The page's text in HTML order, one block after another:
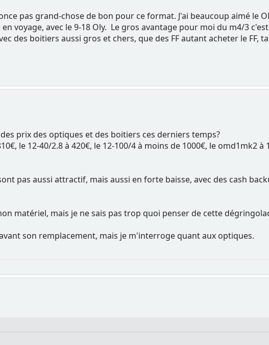
pas grand-chose de bon pour ce format. J'ai beaucoup aimé le
voyage, avec le 9-18 Oly. Le gros avantage pour moi du m4/3
des boitiers aussi gros et chers, que des FF autant acheter le FF,
prix des optiques et des boitiers ces derniers temps?
le 12-40/2.8 à 420€, le 12-100/4 à moins de 1000€, le omd1mk2 à
pas aussi attractif, mais aussi en forte baisse, avec des cash
matériel, mais je ne sais pas trop quoi penser de cette
son remplacement, mais je m'interroge quant aux optiques.